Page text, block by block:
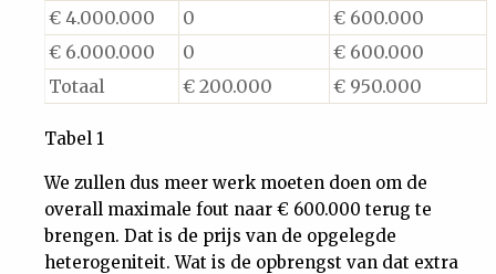
€ 4.000.000
0
€ 600.000
€ 6.000.000
0
€ 600.000
Totaal
€ 200.000 € 950.000
Tabel 1
We zullen dus meer werk moeten doen om de
overall maximale fout naar € 600.000 terug te
brengen. Dat is de prijs van de opgelegde
heterogeniteit. Wat is de opbrengst van dat extra